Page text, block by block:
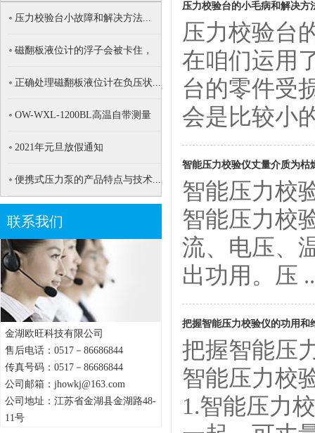
压力校验台小故障和解决方法...
磁翻板液位计的浮子会被卡住，
正确处理磁翻板液位计在负压状...
OW-WXL-1200BL高温自带测量
2021年元旦放假通知
便携式压力泵的产品特点与技术...
联系我们
金湖欧旺科技有限公司
售后电话：0517－86686844
传真号码：0517－86686844
公司邮箱：jhowkj@163.com
公司地址：江苏省金湖县金湖路48-
11号
压力校验台的小毛病和解决方
压力校验台
在咱们运用
台的零件受
会是比较小
智能压力校验仪丈量介质为枯
智能压力校
智能压力校
流、电压、
出功用。压
把握智能压力校验仪的功用和
把握智能压
智能压力校
1.智能压力